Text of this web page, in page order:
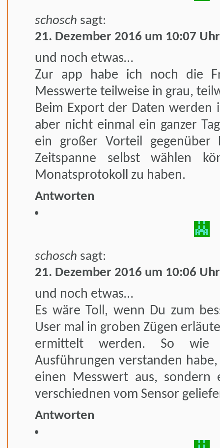
schosch sagt:
21. Dezember 2016 um 10:07 Uhr
und noch etwas…
Zur app habe ich noch die
Messwerte teilweise in grau,
Beim Export der Daten werden
aber nicht einmal ein ganzer
ein großer Vorteil gegenüber
Zeitspanne selbst wählen
Monatsprotokoll zu haben.
Antworten
schosch sagt:
21. Dezember 2016 um 10:06 Uhr
und noch etwas…
Es wäre Toll, wenn Du zum
User mal in groben Zügen
ermittelt werden. So wie
Ausführungen verstanden
einen Messwert aus,
verschiednen vom Sensor
Antworten